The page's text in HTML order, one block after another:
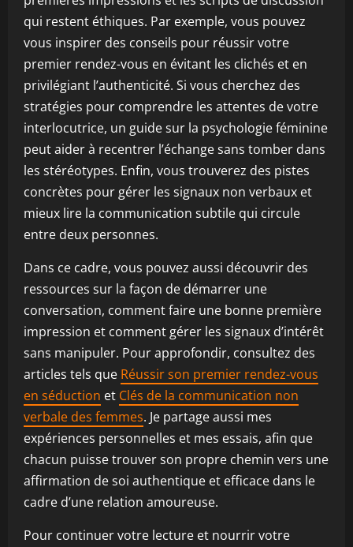
qui restent éthiques. Par exemple, vous pouvez
vous inspirer des conseils pour réussir votre
premier rendez-vous en évitant les clichés et en
privilégiant l’authenticité. Si vous cherchez des
stratégies pour comprendre les attentes de votre
interlocutrice, un guide sur la psychologie féminine
peut aider à recentrer l’échange sans tomber dans
les stéréotypes. Enfin, vous trouverez des pistes
concrètes pour gérer les signaux non verbaux et
mieux lire la communication subtile qui circule
entre deux personnes.
Dans ce cadre, vous pouvez aussi découvrir des
ressources sur la façon de démarrer une
conversation, comment faire une bonne première
impression et comment gérer les signaux d’intérêt
sans manipuler. Pour approfondir, consultez des
articles tels que Réussir son premier rendez-vous
en séduction et Clés de la communication non
verbale des femmes. Je partage aussi mes
expériences personnelles et mes essais, afin que
chacun puisse trouver son propre chemin vers une
affirmation de soi authentique et efficace dans le
cadre d’une relation amoureuse.
Pour continuer votre lecture et nourrir votre